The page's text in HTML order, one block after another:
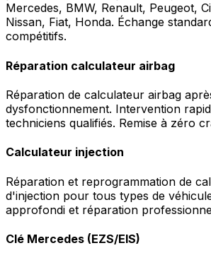
Mercedes, BMW, Renault, Peugeot,
Nissan, Fiat, Honda. Échange
compétitifs.
Réparation calculateur airbag
Réparation de calculateur airbag
dysfonctionnement. Intervention
techniciens qualifiés. Remise à zéro
Calculateur injection
Réparation et reprogrammation de
d'injection pour tous types de
approfondi et réparation
Clé Mercedes (EZS/EIS)